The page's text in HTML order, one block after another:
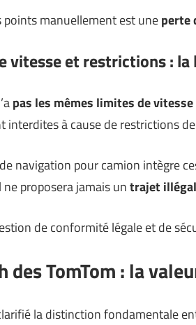
points manuellement est uneperte
vitesse et restrictions : la
pas les mêmes limites de vitesse
interdites à cause de restrictions
navigation pour camion intègre
ne proposera jamais untrajet
de conformité légale et de
des TomTom : la
la distinction fondamentale